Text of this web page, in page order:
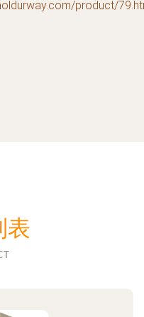
product/
表